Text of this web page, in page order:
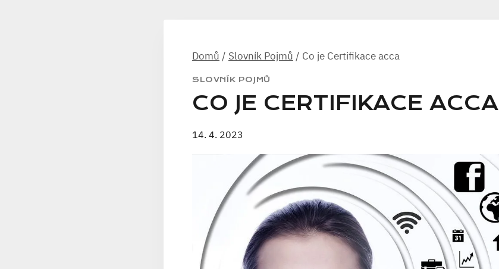
Domů / Slovník Pojmů / Co je Certifikace acca
SLOVNÍK POJMŮ
CO JE CERTIFIKACE ACCA
14. 4. 2023